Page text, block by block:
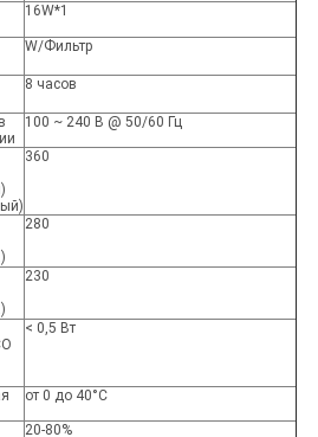
16W*1
W/Фильтр
8 часов
100 ~ 240 В @ 50/60 Гц
360
280
230
< 0,5 Вт
от 0 до 40°C
20-80%